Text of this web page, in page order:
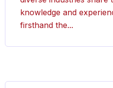
knowledge and
firsthand the...